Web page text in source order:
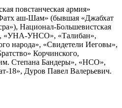
повстанческая армия»
аш-Шам» (бывшая «Джабхат
Национал-Большевистская
«УНА-УНСО», «Талибан»,
народа», «Свидетели Иеговы»,
Корчинского,
Степана Бандеры», «НСО»,
18», Дуров Павел Валерьевич.